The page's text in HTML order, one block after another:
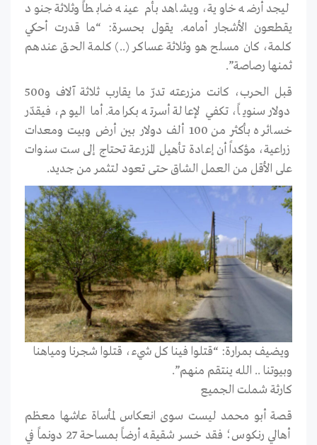
ليجد أرضه خاوية، ويشاهد بأم عينه ضابطاً وثلاثة جنود
يقطعون الأشجار أمامه. يقول بحسرة: “ما قدرت أحكي
كلمة، كان مسلح هو وثلاثة عساكر (..) كلمة الحق عندهم
ثمنها رصاصة”.
قبل الحرب، كانت مزرعته تدرّ ما يقارب ثلاثة آلاف و500
دولار سنوياً، تكفي لإعالة أسرته بكرامة. أما اليوم، فيقدّر
خسائره بأكثر من 100 ألف دولار بين أرض وبيت ومعدات
زراعية، مؤكداً أن إعادة تأهيل المزرعة تحتاج إلى ست سنوات
على الأقل من العمل الشاق حتى تعود لتثمر من جديد.
ويضيف بمرارة: “قتلوا فينا كل شيء، قتلوا شجرنا ومياهنا
وبيوتنا .. الله ينتقم منهم”.
كارثة شملت الجميع
قصة أبو محمد ليست سوى انعكاس لمأساة عاشها معظم
أهالي رنكوس؛ فقد خسر شقيقه أرضاً بمساحة 27 دونماً في